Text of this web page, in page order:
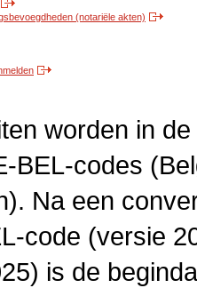
(notariële akten)
worden in
BEL-codes
Na een
code (versie
is de